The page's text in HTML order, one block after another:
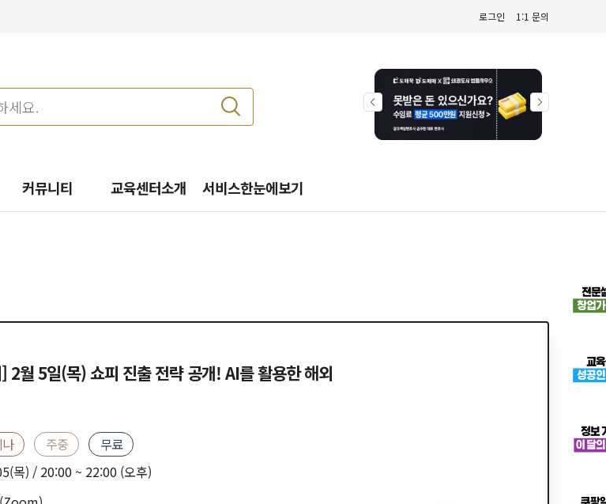
로그인 1:1 문의
커뮤니티 교육센터소개 서비스한눈에보기
월 5일(목) 쇼피 진출 전략 공개! AI를 활용한 해외
주중
무료
목) / 20:00 ~ 22:00 (오후)